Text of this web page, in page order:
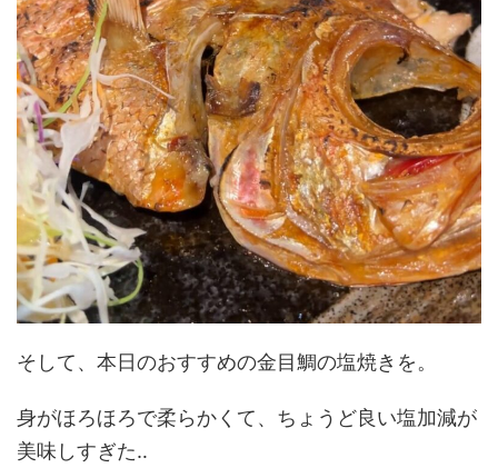
そして、本日のおすすめの金目鯛の塩焼きを。
身がほろほろで柔らかくて、ちょうど良い塩加減が
美味しすぎた‥